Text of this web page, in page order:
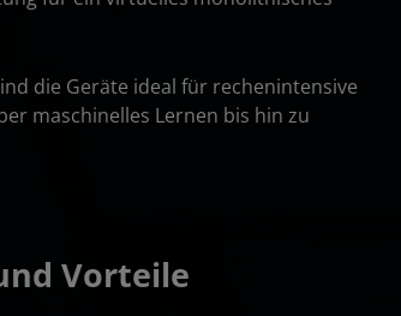
die Geräte ideal für rechenintensive
maschinelles Lernen bis hin zu
Vorteile